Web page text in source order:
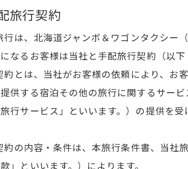
旅行契約
行は、北海道ジャンボ＆ワゴンタクシー
なるお客様は当社と手配旅行契約（以
約とは、当社がお客様の依頼により、お
供する宿泊その他の旅行に関するサービ
旅行サービス」といいます。）の提供を
約の内容・条件は、本旅行条件書、当社
款」といいます。）によります。